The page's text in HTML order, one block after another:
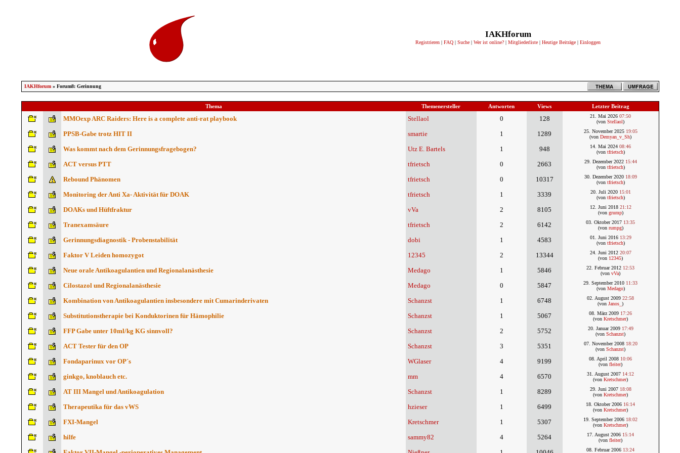
IAKHforum
Registrieren | FAQ | Suche | Wer ist online? | Mitgliederliste | Heutige Beiträge | Einloggen
IAKHforum» Forum8: Gerinnung
Thema Themenersteller Antworten Views Letzter Beitrag
MMOexp ARC Raiders: Here is a complete anti-rat playbook Stellaol 0 128 21. Mai 2026 07:50
(von Stellaol)
PPSB-Gabe trotz HIT II smartie 1 1289 25. November 2025 19:05
(von Demyan_v_Sh)
Was kommt nach dem Gerinnungsfragebogen? Utz E. Bartels 1 948 14. Mai 2024 08:46
(von tfrietsch)
ACT versus PTT tfrietsch 0 2663 29. Dezember 2022 15:44
(von tfrietsch)
Rebound Phänomen tfrietsch 0 10317 30. Dezember 2020 18:09
(von tfrietsch)
Monitoring der Anti Xa- Aktivität für DOAK tfrietsch 1 3339 20. Juli 2020 15:01
(von tfrietsch)
DOAKs und Hüftfraktur vVa 2 8105 12. Juni 2018 21:12
(von grump)
Tranexamsäure tfrietsch 2 6142 03. Oktober 2017 13:35
(von rumpg)
Gerinnungsdiagnostik - Probenstabilität dobi 1 4583 01. Juni 2016 13:29
(von tfrietsch)
Faktor V Leiden homozygot 12345 2 13344 24. Juni 2012 20:07
(von 12345)
Neue orale Antikoagulantien und Regionalanästhesie Medago 1 5846 22. Februar 2012 12:53
(von vVa)
Cilostazol und Regionalanästhesie Medago 0 5847 29. September 2010 11:33
(von Medago)
Kombination von Antikoagulantien insbesondere mit Cumarinderivaten Schanzst 1 6748 02. August 2009 22:58
(von Janos_ )
Substitutionstherapie bei Konduktorinen für Hämophilie Schanzst 1 5067 08. März 2009 17:26
(von Kretschmer)
FFP Gabe unter 10ml/kg KG sinnvoll? Schanzst 2 5752 20. Januar 2009 17:49
(von Schanzst)
ACT Tester für den OP Schanzst 3 5351 07. November 2008 18:20
(von Schanzst)
Fondaparinux vor OP´s WGlaser 4 9199 08. April 2008 10:06
(von fleiter)
ginkgo, knoblauch etc. mm 4 6570 31. August 2007 14:12
(von Kretschmer)
AT III Mangel und Antikoagulation Schanzst 1 8289 29. Juni 2007 18:08
(von Kretschmer)
Therapeutika für das vWS hzieser 1 6499 18. Oktober 2006 16:14
(von Kretschmer)
FXI-Mangel Kretschmer 1 5307 19. September 2006 18:02
(von Kretschmer)
hilfe sammy82 4 5264 17. August 2006 15:14
(von fleiter)
08. Februar 2006 13:24